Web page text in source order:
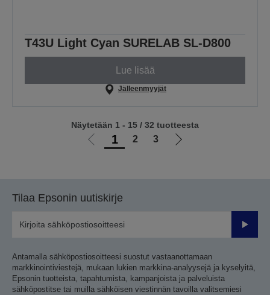
T43U Light Cyan SURELAB SL-D800
Lue lisää
Jälleenmyyjät
Siirry1 2 3
Siirry
Näytetään 1 - 15 / 32 tuotteesta
Tilaa Epsonin uutiskirje
Lähetä
Antamalla sähköpostiosoitteesi suostut vastaanottamaan
markkinointiviestejä, mukaan lukien markkina-analyysejä ja kyselyitä,
Epsonin tuotteista, tapahtumista, kampanjoista ja palveluista
sähköpostitse tai muilla sähköisen viestinnän tavoilla valitsemiesi